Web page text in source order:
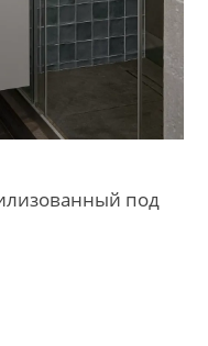
под